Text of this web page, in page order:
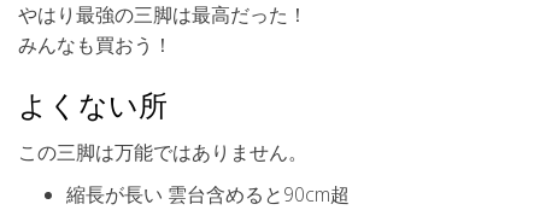
やはり最強の三脚は最高だった！
みんなも買おう！
よくない所
この三脚は万能ではありません。
縮長が長い 雲台含めると90cm超